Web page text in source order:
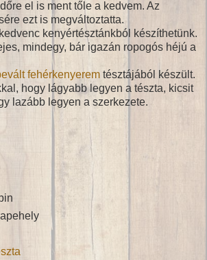
el is ment tőle a kedvem. Az
ezt is megváltoztatta.
kenyértésztánkból készíthetünk.
mindegy, bár igazán ropogós héjú a
fehérkenyerem tésztájából készült.
hogy lágyabb legyen a tészta, kicsit
lazább legyen a szerkezete.